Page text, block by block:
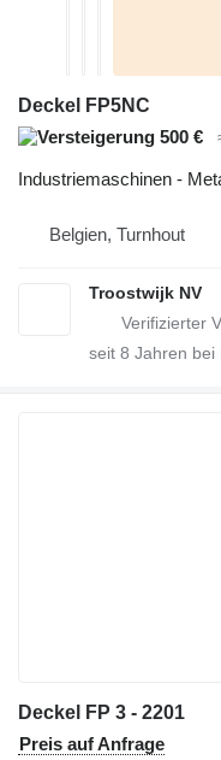
Deckel FP5NC
500 €
Industriemaschinen -
Belgien, Turnhout
Troostwijk NV
seit 8 Jahren bei
Deckel FP 3 - 2201
Preis auf Anfrage